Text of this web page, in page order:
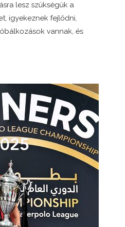
lesz szükségük a
igyekeznek fejlődni,
vannak, és